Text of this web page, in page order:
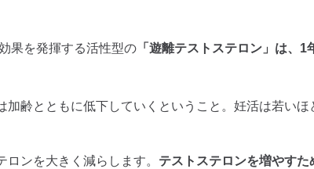
果を発揮する活性型の 「遊離テストステロン」は、1
齢とともに低下していくということ。妊活は若い
ンを大きく減らします。 テストステロンを増やすた